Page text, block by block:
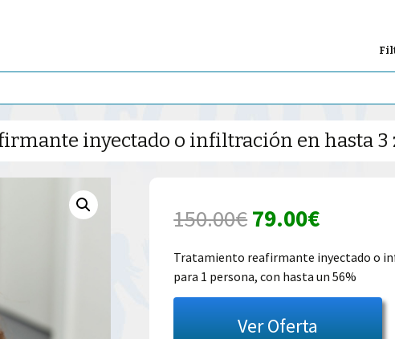
inyectado o infiltración en hasta 3
150.00€El
precio
original
era:
79.00€El
precio
actual
es:
Tratamiento reafirmante inyectado o
para 1 persona, con hasta un 56%
Ver Oferta